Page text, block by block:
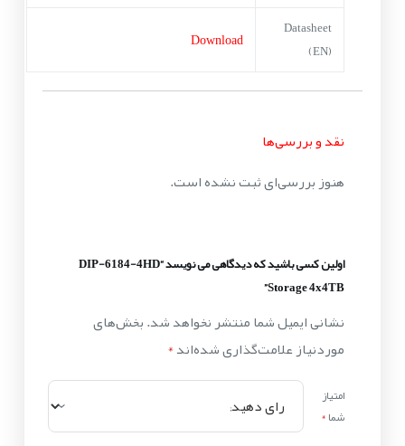
Datasheet
(EN)
Download
نقد و بررسی‌ها
هنوز بررسی‌ای ثبت نشده است.
اولین کسی باشید که دیدگاهی می نویسد “DIP-6184-4HD
Storage 4x4TB”
نشانی ایمیل شما منتشر نخواهد شد.بخش‌های
موردنیاز علامت‌گذاری شده‌اند*
امتیاز
شما*